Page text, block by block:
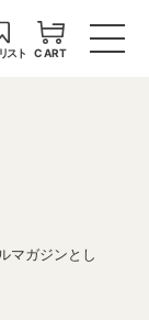
スト CART
マガジンとし